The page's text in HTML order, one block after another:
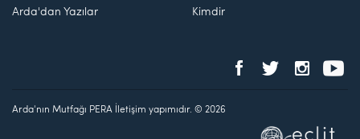
Arda'dan Yazılar Kimdir
Arda'nın Mutfağı PERA İletişim yapımıdır. © 2026